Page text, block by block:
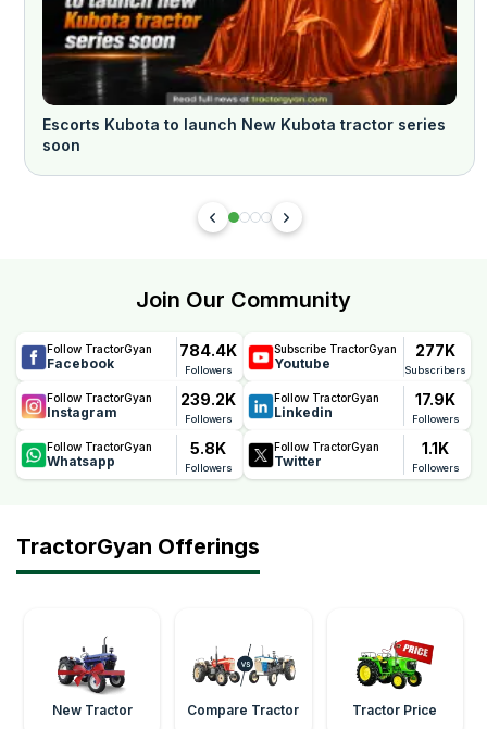
Escorts Kubota to launch New Kubota tractor series
soon
Join Our Community
Follow TractorGyan
Facebook
784.4K
Followers
Subscribe TractorGyan
Youtube
277K
Subscribers
Follow TractorGyan
Instagram
239.2K
Followers
Follow TractorGyan
Linkedin
17.9K
Followers
Follow TractorGyan
Whatsapp
5.8K
Followers
Follow TractorGyan
Twitter
1.1K
Followers
TractorGyan Offerings
New Tractor Compare Tractor Tractor Price